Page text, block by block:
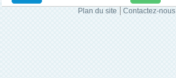
Plan du site Contactez-nous